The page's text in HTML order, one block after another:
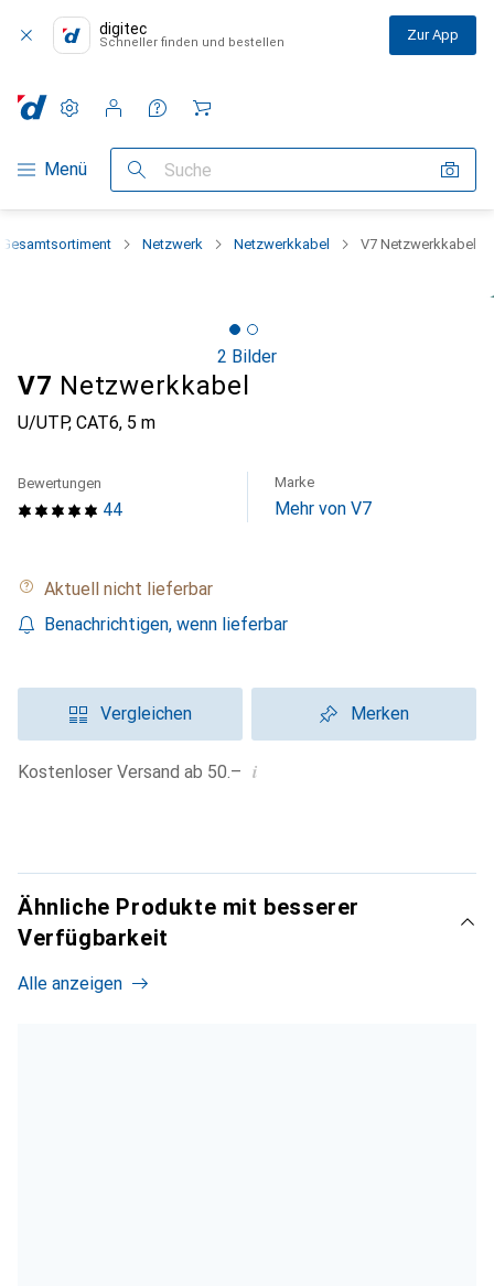
digitec
Schneller finden und bestellen Zur App
Navigation nach Kategorien
Menü Suche
Einstellungen
Kundenkonto
Vergleichslisten
Merklisten
Warenkorb
Gesamtsortiment Netzwerk Netzwerkkabel V7 Netzwerkkabel
2 Bilder
V7 Netzwerkkabel
U/UTP, CAT6, 5 m
44
Bewertungen Marke
Mehr von V7
Aktuell nicht lieferbar
Benachrichtigen, wenn lieferbar
Vergleichen Merken
Kostenloser Versand ab 50.– i
Ähnliche Produkte mit besserer
Verfügbarkeit
Alle anzeigen